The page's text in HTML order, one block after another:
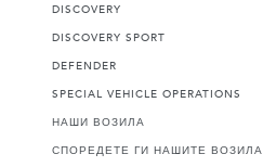
DISCOVERY
DISCOVERY SPORT
DEFENDER
SPECIAL VEHICLE OPERATIONS
НАШИ ВОЗИЛА
СПОРЕДЕТЕ ГИ НАШИТЕ ВОЗИЛА